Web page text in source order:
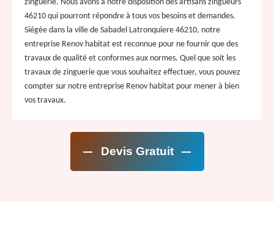
zinguerie. Nous avons à notre disposition des artisans zingueurs
46210 qui pourront répondre à tous vos besoins et demandes.
Siégée dans la ville de Sabadel Latronquiere 46210, notre
entreprise Renov habitat est reconnue pour ne fournir que des
travaux de qualité et conformes aux normes. Quel que soit les
travaux de zinguerie que vous souhaitez effectuer, vous pouvez
compter sur notre entreprise Renov habitat pour mener à bien
vos travaux.
Devis Gratuit